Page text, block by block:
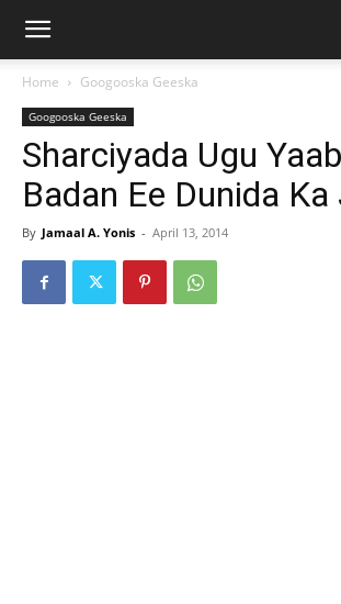
Home Googooska Geeska
Googooska Geeska
Sharciyada Ugu
Badan Ee Dunida Ka
By Jamaal A. Yonis - April 13, 2014